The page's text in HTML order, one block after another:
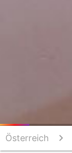
Österreich